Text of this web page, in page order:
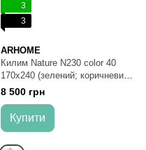
3
3
ARHOME
Килим Nature N230 color 40
170x240 (зелений; коричневий;
чорний)
8 500 грн
Купити